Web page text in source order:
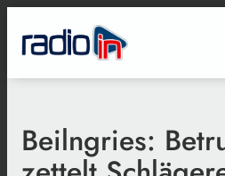
Beilngries: